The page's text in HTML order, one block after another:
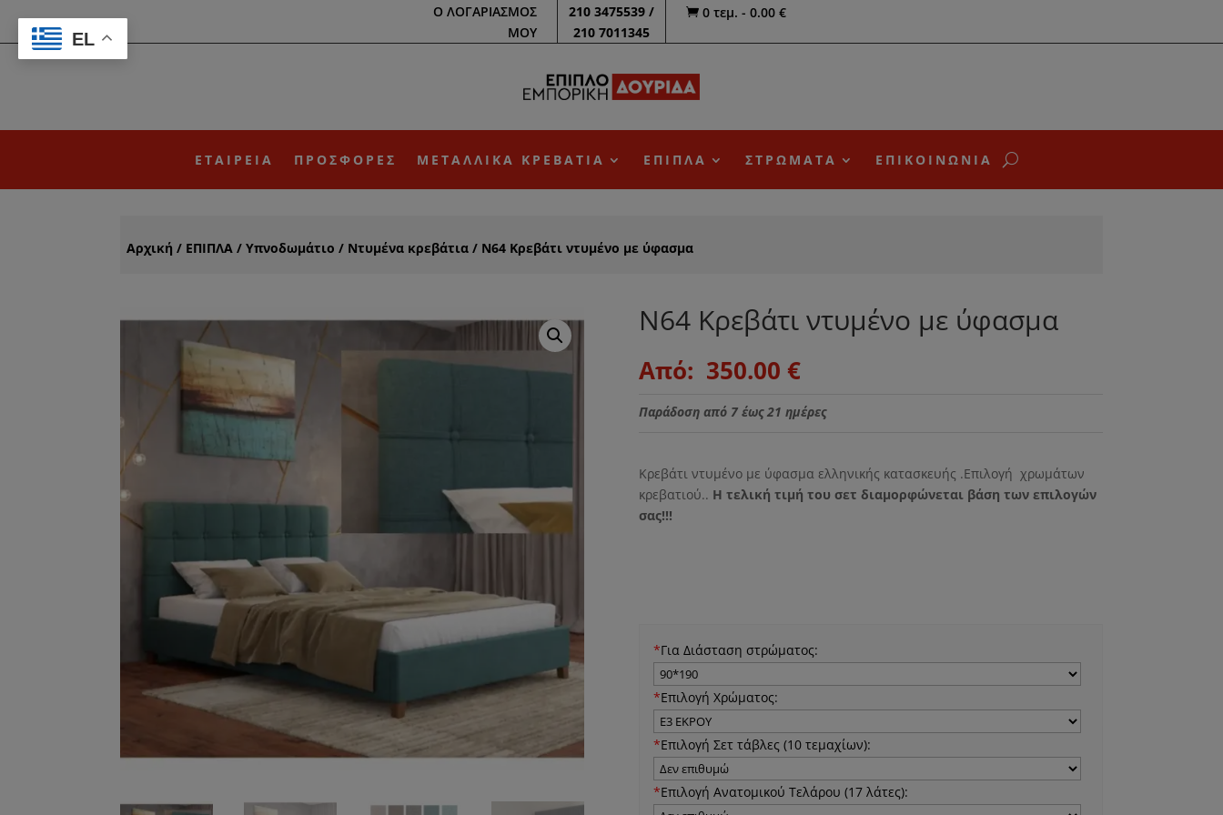
Ο ΛΟΓΑΡΙΑΣΜΟΣ
ΜΟΥ
210 3475539 /
210 7011345
 0 τεμ. - 0.00 €
ΕΤΑΙΡΕΙΑ ΠΡΟΣΦΟΡΕΣ ΜΕΤΑΛΛΙΚΑ ΚΡΕΒΑΤΙΑ ΕΠΙΠΛΑ ΣΤΡΩΜΑΤΑ ΕΠΙΚΟΙΝΩΝΙΑ
Αρχική / ΕΠΙΠΛΑ / Υπνοδωμάτιο / Nτυμένα κρεβάτια / Ν64 Κρεβάτι ντυμένο με ύφασμα
Ν64 Κρεβάτι ντυμένο με ύφασμα
Από: Original
price
was:
350.00 €Η
τρέχουσα
τιμή
Παράδοση από 7 έως 21 ημέρες
Κρεβάτι ντυμένο με ύφασμα ελληνικής κατασκευής .Επιλογή χρωμάτων
κρεβατιού.. Η τελική τιμή του σετ διαμορφώνεται βάση των επιλογών
σας!!!
*Για Διάσταση στρώματος:
*Επιλογή Χρώματος:
*Επιλογή Σετ τάβλες (10 τεμαχίων):
*Επιλογή Ανατομικού Τελάρου (17 λάτες):
EL